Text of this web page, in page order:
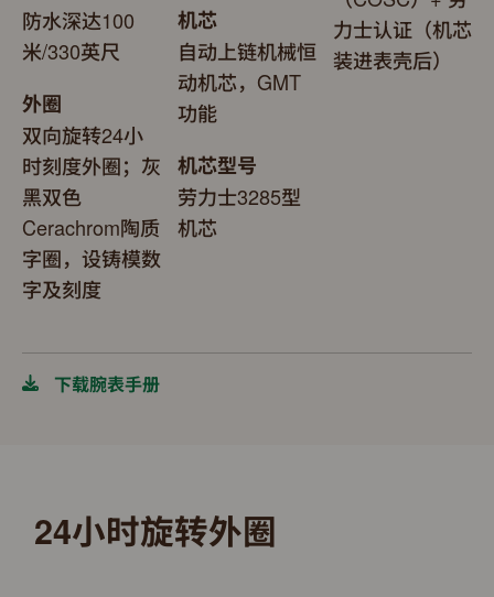
防水深达100
米/330英尺
外圈
双向旋转24小
时刻度外圈；灰
黑双色
Cerachrom陶质
字圈，设铸模数
字及刻度
机芯
自动上链机械恒
动机芯，GMT
功能
机芯型号
劳力士3285型
机芯
力士认证（机芯
装进表壳后）
下载腕表手册
24小时旋转外圈